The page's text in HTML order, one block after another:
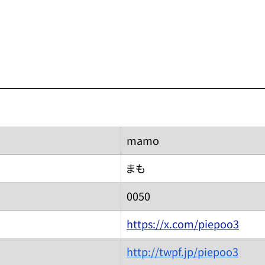
mamo
まも
​0050
https://x.com/piepoo3
http://twpf.jp/piepoo3